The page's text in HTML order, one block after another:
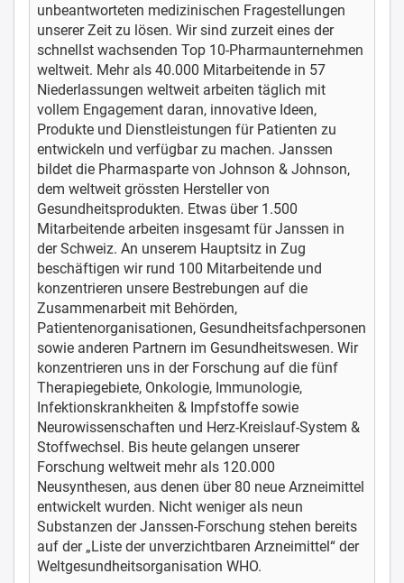
unbeantworteten medizinischen Fragestellungen
unserer Zeit zu lösen. Wir sind zurzeit eines der
schnellst wachsenden Top 10-Pharmaunternehmen
weltweit. Mehr als 40.000 Mitarbeitende in 57
Niederlassungen weltweit arbeiten täglich mit
vollem Engagement daran, innovative Ideen,
Produkte und Dienstleistungen für Patienten zu
entwickeln und verfügbar zu machen. Janssen
bildet die Pharmasparte von Johnson & Johnson,
dem weltweit grössten Hersteller von
Gesundheitsprodukten. Etwas über 1.500
Mitarbeitende arbeiten insgesamt für Janssen in
der Schweiz. An unserem Hauptsitz in Zug
beschäftigen wir rund 100 Mitarbeitende und
konzentrieren unsere Bestrebungen auf die
Zusammenarbeit mit Behörden,
Patientenorganisationen, Gesundheitsfachpersonen
sowie anderen Partnern im Gesundheitswesen. Wir
konzentrieren uns in der Forschung auf die fünf
Therapiegebiete, Onkologie, Immunologie,
Infektionskrankheiten & Impfstoffe sowie
Neurowissenschaften und Herz-Kreislauf-System &
Stoffwechsel. Bis heute gelangen unserer
Forschung weltweit mehr als 120.000
Neusynthesen, aus denen über 80 neue Arzneimittel
entwickelt wurden. Nicht weniger als neun
Substanzen der Janssen-Forschung stehen bereits
auf der „Liste der unverzichtbaren Arzneimittel“ der
Weltgesundheitsorganisation WHO.